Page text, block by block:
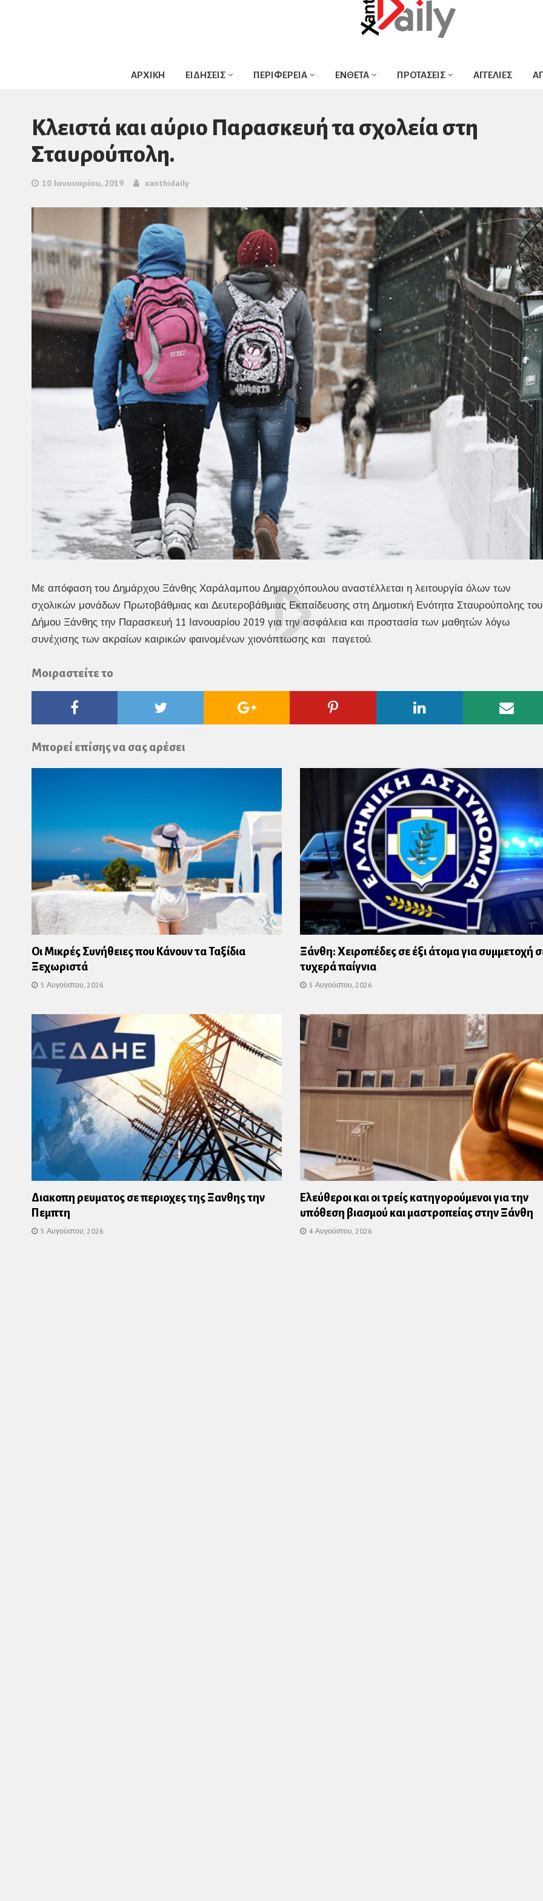
ΑΡΧΙΚΗ ΕΙΔΗΣΕΙΣ ΠΕΡΙΦΕΡΕΙΑ ΕΝΘΕΤΑ ΠΡΟΤΑΣΕΙΣ ΑΓΓΕΛΙΕΣ
Κλειστά και αύριο Παρασκευή τα σχολεία στη
Σταυρούπολη.
10 Ιανουαρίου, 2019 xanthidaily
Με απόφαση του Δημάρχου Ξάνθης Χαράλαμπου Δημαρχόπουλου αναστέλλεται η λειτουργία όλων των
σχολικών μονάδων Πρωτοβάθμιας και Δευτεροβάθμιας Εκπαίδευσης στη Δημοτική Ενότητα Σταυρούπολης του
Δήμου Ξάνθης την Παρασκευή 11 Ιανουαρίου 2019 για την ασφάλεια και προστασία των μαθητών λόγω
συνέχισης των ακραίων καιρικών φαινομένων χιονόπτωσης και παγετού.
Μοιραστείτε το
Twitter
Google
Pinterest Linkedin
Μπορεί επίσης να σας αρέσει
Οι Μικρές Συνήθειες που Κάνουν τα Ταξίδια
Ξεχωριστά
5 Αυγούστου, 2026
Ξάνθη: Χειροπέδες σε έξι άτομα για συμμετοχή
τυχερά παίγνια
5 Αυγούστου, 2026
Διακοπη ρευματος σε περιοχες της Ξανθης την
Πεμπτη
5 Αυγούστου, 2026
Ελεύθεροι και οι τρείς κατηγορούμενοι για την
υπόθεση βιασμού και μαστροπείας στην Ξάνθη
4 Αυγούστου, 2026